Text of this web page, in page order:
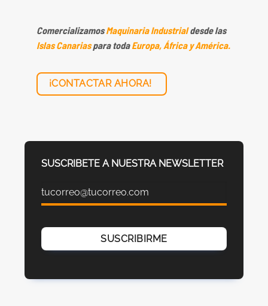
ComercializamosMaquinaria Industrialdesde las
Islas Canariaspara todaEuropa, África y América.
¡CONTACTAR AHORA!
SUSCRIBETE A NUESTRA NEWSLETTER